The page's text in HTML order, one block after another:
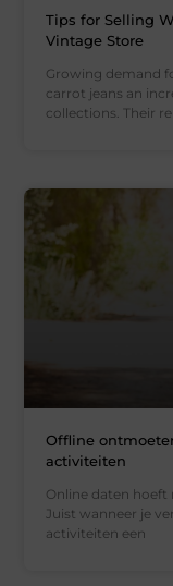
Tips for Selling
Vintage Store
Growing demand
carrot jeans an
collections. Their
Offline
activiteiten
Online daten hoeft
Juist wanneer je
activiteiten een